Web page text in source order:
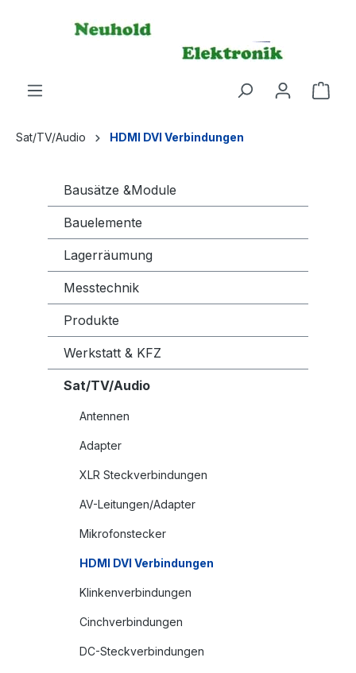
Sat/TV/Audio HDMI DVI Verbindungen
Bausätze &Module
Bauelemente
Lagerräumung
Messtechnik
Produkte
Werkstatt & KFZ
Sat/TV/Audio
Antennen
Adapter
XLR Steckverbindungen
AV-Leitungen/Adapter
Mikrofonstecker
HDMI DVI Verbindungen
Klinkenverbindungen
Cinchverbindungen
DC-Steckverbindungen